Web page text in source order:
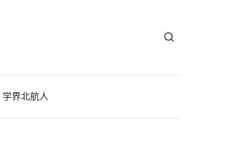
学界北航人